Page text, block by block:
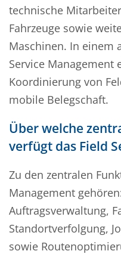
technische
Fahrzeuge sowie
Maschinen. In einem
Service Management
Koordinierung von
mobile Belegschaft.
Über welche
verfügt das Field
Zu den zentralen
Management
Auftragsverwaltung,
Standortverfolgung,
sowie